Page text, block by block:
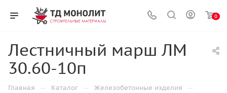
0
Лестничный марш ЛМ
30.60-10п
Главная — Каталог — Железобетонные изделия —